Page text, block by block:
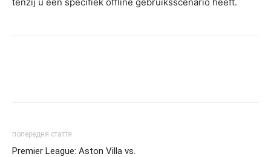
попередня стаття
Premier League: Aston Villa vs.